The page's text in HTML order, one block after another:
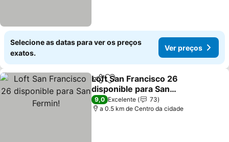
Selecione as datas para ver os preços
exatos.
Ver preços
PartilharAdicionar aos favoritos
Loft San Francisco 26
disponible para San
Fermin!
9,0 Excelente
73
a 0.5 km de Centro da cidade